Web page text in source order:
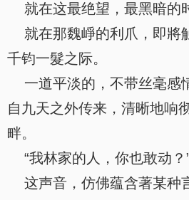
就在这最绝望，最黑暗的
就在那魏崢的利爪，即將
千钧一髮之际。
一道平淡的，不带丝毫感
自九天之外传来，清晰地响
畔。
“我林家的人，你也敢动？
这声音，仿佛蕴含著某种